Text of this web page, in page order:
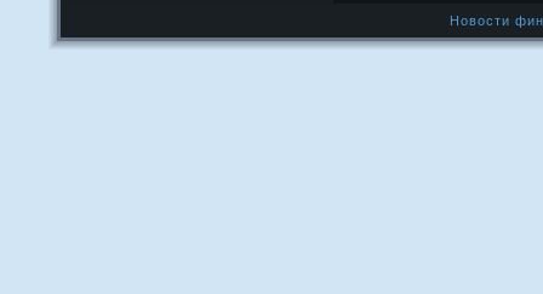
Новости